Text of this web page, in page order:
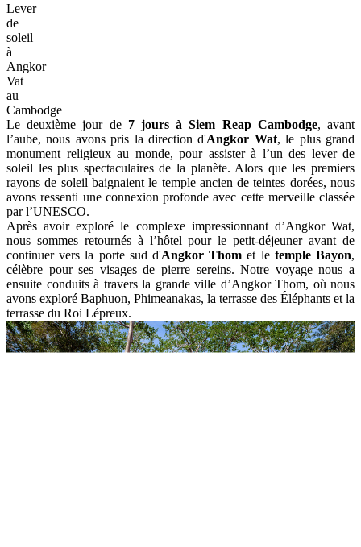
Lever
de
soleil
à
Angkor
Vat
au
Cambodge
Le deuxième jour de 7 jours à Siem Reap Cambodge, avant
l’aube, nous avons pris la direction d'Angkor Wat, le plus grand
monument religieux au monde, pour assister à l’un des lever de
soleil les plus spectaculaires de la planète. Alors que les premiers
rayons de soleil baignaient le temple ancien de teintes dorées, nous
avons ressenti une connexion profonde avec cette merveille classée
par l’UNESCO.
Après avoir exploré le complexe impressionnant d’Angkor Wat,
nous sommes retournés à l’hôtel pour le petit-déjeuner avant de
continuer vers la porte sud d'Angkor Thom et le temple Bayon,
célèbre pour ses visages de pierre sereins. Notre voyage nous a
ensuite conduits à travers la grande ville d’Angkor Thom, où nous
avons exploré Baphuon, Phimeanakas, la terrasse des Éléphants et la
terrasse du Roi Lépreux.